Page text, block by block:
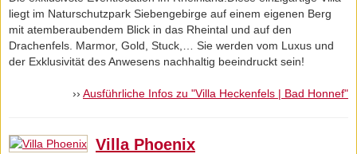
liegt im Naturschutzpark Siebengebirge auf einem eigenen Berg
mit atemberaubendem Blick in das Rheintal und auf den
Drachenfels. Marmor, Gold, Stuck,… Sie werden vom Luxus und
der Exklusivität des Anwesens nachhaltig beeindruckt sein!
›› Ausführliche Infos zu "Villa Heckenfels | Bad Honnef"
Villa Phoenix